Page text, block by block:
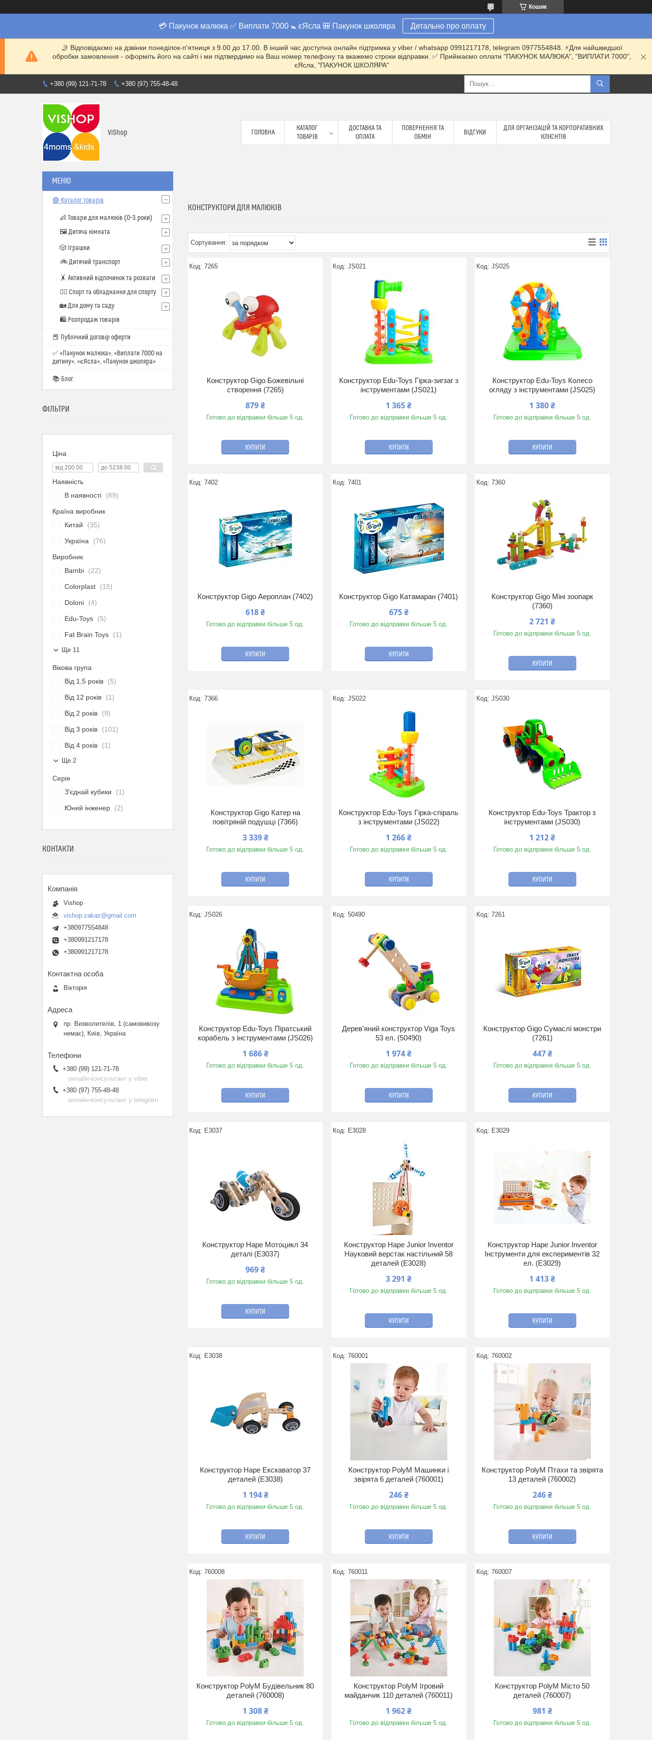
Кошик
💳 Пакунок малюка ✅ Виплати 7000 🚼 єЯсла 🎒 Пакунок школяра Детально про оплату
🤳 Відповідаємо на дзвінки понеділок-п'ятниця з 9.00 до 17.00. В інший час доступна онлайн підтримка у viber / whatsapp 0991217178, telegram 0977554848. ⚡️Для найшвидшої
обробки замовлення - оформіть його на сайті і ми підтвердимо на Ваш номер телефону та вкажемо строки відправки. ✅ Приймаємо оплати "ПАКУНОК МАЛЮКА", "ВИПЛАТИ 7000",
єЯсла, "ПАКУНОК ШКОЛЯРА"
+380 (99) 121-71-78 +380 (97) 755-48-48
ViShop ГОЛОВНА
КАТАЛОГ
ТОВАРІВ
ДОСТАВКА ТА
ОПЛАТА
ПОВЕРНЕННЯ ТА
ОБМІН
ВІДГУКИ
ДЛЯ ОРГАНІЗАЦІЙ ТА КОРПОРАТИВНИХ
КЛІЄНТІВ
КОНСТРУКТОРИ ДЛЯ МАЛЮКІВ
7265
Конструктор Gigo Божевільні
створення (7265)
879 ₴
Готово до відправки більше 5 од.
КУПИТИ
JS021
Конструктор Edu-Toys Гірка-зигзаг з
інструментами (JS021)
1 365 ₴
Готово до відправки більше 5 од.
КУПИТИ
JS025
Конструктор Edu-Toys Колесо
огляду з інструментами (JS025)
1 380 ₴
Готово до відправки більше 5 од.
КУПИТИ
7402
Конструктор Gigo Аероплан (7402)
618 ₴
Готово до відправки більше 5 од.
КУПИТИ
7401
Конструктор Gigo Катамаран (7401)
675 ₴
Готово до відправки більше 5 од.
КУПИТИ
7360
Конструктор Gigo Міні зоопарк
(7360)
2 721 ₴
Готово до відправки більше 5 од.
КУПИТИ
7366
Конструктор Gigo Катер на
повітряній подушці (7366)
3 339 ₴
Готово до відправки більше 5 од.
КУПИТИ
JS022
Конструктор Edu-Toys Гірка-спіраль
з інструментами (JS022)
1 266 ₴
Готово до відправки більше 5 од.
КУПИТИ
JS030
Конструктор Edu-Toys Трактор з
інструментами (JS030)
1 212 ₴
Готово до відправки більше 5 од.
КУПИТИ
JS026
Конструктор Edu-Toys Піратський
корабель з інструментами (JS026)
1 686 ₴
Готово до відправки більше 5 од.
КУПИТИ
50490
Дерев'яний конструктор Viga Toys
53 ел. (50490)
1 974 ₴
Готово до відправки більше 5 од.
КУПИТИ
7261
Конструктор Gigo Сумаслі монстри
(7261)
447 ₴
Готово до відправки більше 5 од.
КУПИТИ
E3037
Конструктор Hape Мотоцикл 34
деталі (E3037)
969 ₴
Готово до відправки більше 5 од.
КУПИТИ
E3028
Конструктор Hape Junior Inventor
Науковий верстак настільний 58
деталей (E3028)
3 291 ₴
Готово до відправки більше 5 од.
КУПИТИ
E3029
Конструктор Hape Junior Inventor
Інструменти для експериментів 32
ел. (E3029)
1 413 ₴
Готово до відправки більше 5 од.
КУПИТИ
E3038
Конструктор Hape Екскаватор 37
деталей (E3038)
1 194 ₴
Готово до відправки більше 5 од.
КУПИТИ
760001
Конструктор PolyM Машинки і
звірята 6 деталей (760001)
246 ₴
Готово до відправки більше 5 од.
КУПИТИ
760002
Конструктор PolyM Птахи та звірята
13 деталей (760002)
246 ₴
Готово до відправки більше 5 од.
КУПИТИ
760008
Конструктор PolyM Будівельник 80
деталей (760008)
1 308 ₴
Готово до відправки більше 5 од.
760011
Конструктор PolyM Ігровий
майданчик 110 деталей (760011)
1 962 ₴
Готово до відправки більше 5 од.
760007
Конструктор PolyM Місто 50
деталей (760007)
981 ₴
Готово до відправки більше 5 од.
🟢 Каталог товарів
👶 Товари для малюків (0–3 роки)
🖼️ Дитяча кімната
🎲 Іграшки
🚲 Дитячий транспорт
🤸 Активний відпочинок та розваги
🏋️‍♂️ Спорт та обладнання для спорту
🏡 Для дому та саду
🛍 Розпродаж товарів
📕 Публічний договір оферти
✅ «Пакунок малюка», «Виплати 7000 на
дитину», «єЯсла», «Пакунок школяра»
📚 Блог
ФІЛЬТРИ
Ціна
Наявність
В наявності
89
Країна виробник
Китай
35
Україна 76
Виробник
Bambi
22
Colorplast 15
Doloni 4
Edu-Toys 5
Fat Brain Toys 1
Ще 11
Вікова група
Від 1,5 років
5
Від 12 років 1
Від 2 років 9
Від 3 років 101
Від 4 років 1
Ще 2
Серія
З'єднай кубики
1
Юний інженер 2
КОНТАКТИ
Vishop
vishop.zakaz@gmail.com
+380977554848
+380991217178
+380991217178
Вікторія
пр. Визволителів, 1 (самовивозу
немає), Київ, Україна
+380 (99) 121-71-78
онлайн-консультант у viber
+380 (97) 755-48-48
онлайн-консультант у telegram